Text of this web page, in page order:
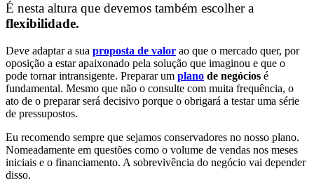
É nesta altura que devemos também escolher a
flexibilidade.
Deve adaptar a sua proposta de valor ao que o mercado quer, por
oposição a estar apaixonado pela solução que imaginou e que o
pode tornar intransigente. Preparar um plano de negócios é
fundamental. Mesmo que não o consulte com muita frequência, o
ato de o preparar será decisivo porque o obrigará a testar uma série
de pressupostos.
Eu recomendo sempre que sejamos conservadores no nosso plano.
Nomeadamente em questões como o volume de vendas nos meses
iniciais e o financiamento. A sobrevivência do negócio vai depender
disso.